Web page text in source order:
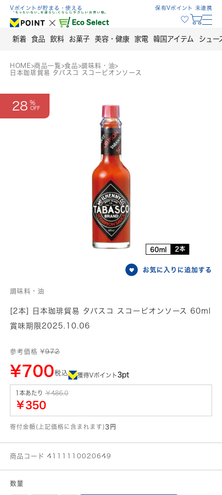
Skip
content
Vポイントが貯まる・使える 保有Vポイント 未連携
新着 食品 飲料 お菓子 美容・健康 家電 韓国アイテム シュー
HOME>商品一覧>食品>調味料・油>
日本珈琲貿易 タバスコ スコーピオンソース
28
60ml 2本
お気に入りに追加する
調味料・油
[2本] 日本珈琲貿易 タバスコ スコーピオンソース 60ml
賞味期限2025.10.06
参考価格 ¥972
¥700税込 獲得Vポイント3pt
1本あたり ￥486.0
￥350
寄付金額(上記価格に含まれます) 3円
商品コード 4111110020649
数量